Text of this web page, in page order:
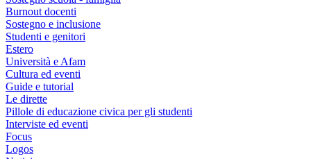
Burnout docenti
Sostegno e inclusione
Studenti e genitori
Estero
Università e Afam
Cultura ed eventi
Guide e tutorial
Le dirette
Pillole di educazione civica per gli studenti
Interviste ed eventi
Focus
Logos